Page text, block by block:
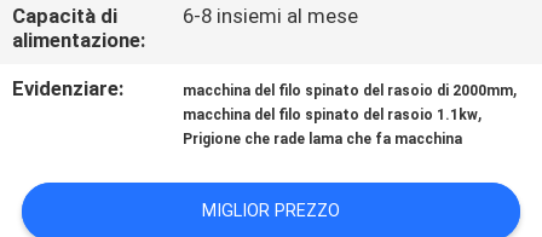
CONTATTICI
UNA
CITAZIONE
Capacità di
alimentazione:
6-8 insiemi al mese
Evidenziare: macchina del filo spinato del rasoio di 2000mm,
macchina del filo spinato del rasoio 1.1kw,
Prigione che rade lama che fa macchina
MIGLIOR PREZZO